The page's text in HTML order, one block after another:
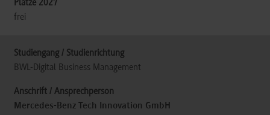
frei
BWL-Digital Business Management
Mercedes-Benz Tech Innovation GmbH